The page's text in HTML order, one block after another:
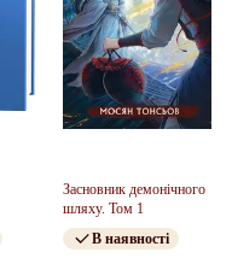
Засновник демонічного
шляху. Том 1
В наявності